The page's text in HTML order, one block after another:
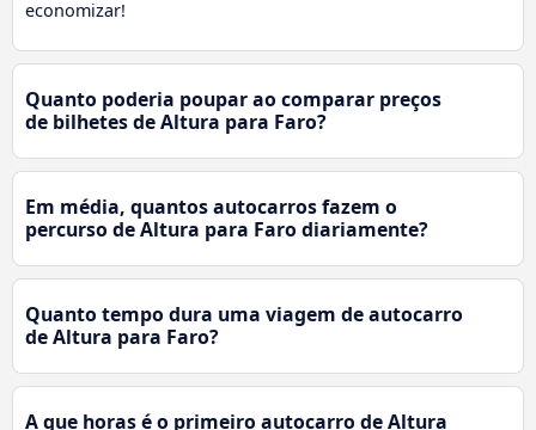
economizar!
Quanto poderia poupar ao comparar preços
de bilhetes de Altura para Faro?
Em média, quantos autocarros fazem o
percurso de Altura para Faro diariamente?
Quanto tempo dura uma viagem de autocarro
de Altura para Faro?
A que horas é o primeiro autocarro de Altura